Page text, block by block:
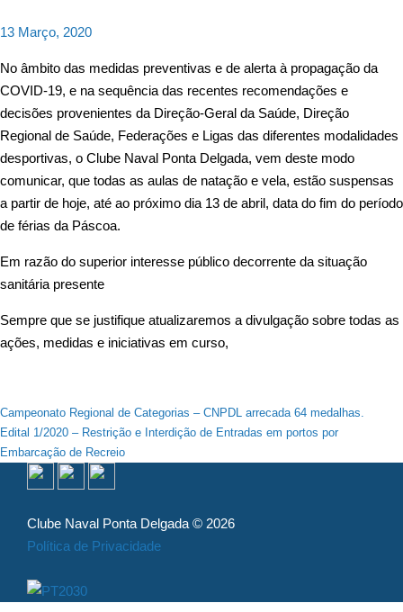
13 Março, 2020
No âmbito das medidas preventivas e de alerta à propagação da
COVID-19, e na sequência das recentes recomendações e
decisões provenientes da Direção-Geral da Saúde, Direção
Regional de Saúde, Federações e Ligas das diferentes modalidades
desportivas, o Clube Naval Ponta Delgada, vem deste modo
comunicar, que todas as aulas de natação e vela, estão suspensas
a partir de hoje, até ao próximo dia 13 de abril, data do fim do período
de férias da Páscoa.
Em razão do superior interesse público decorrente da situação
sanitária presente
Sempre que se justifique atualizaremos a divulgação sobre todas as
ações, medidas e iniciativas em curso,
Navegação
de
artigos
Campeonato Regional de Categorias – CNPDL arrecada 64 medalhas.
Edital 1/2020 – Restrição e Interdição de Entradas em portos por
Embarcação de Recreio
Clube Naval Ponta Delgada © 2026
Política de Privacidade